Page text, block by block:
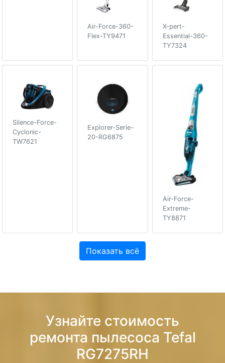
Air-Force-360-
Flex-TY9471
X-pert-
Essential-360-
TY7324
Silence-Force-
Cyclonic-
TW7621
Explorer-Serie-
20-RG6875
Air-Force-
Extreme-
TY8871
Показать всё
Узнайте стоимость
ремонта пылесоса Tefal
RG7275RH